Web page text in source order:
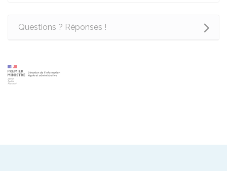
Questions ? Réponses !